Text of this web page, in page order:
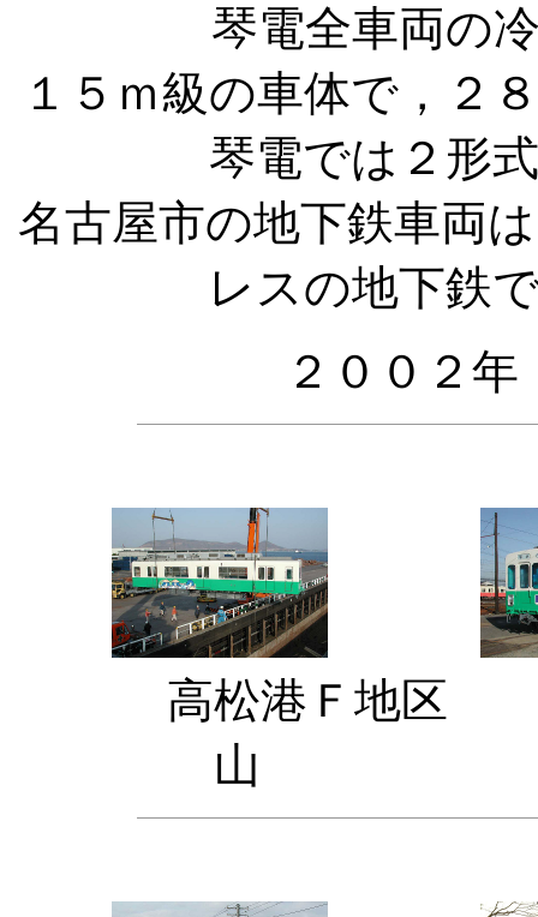
琴電全車両の
１５ｍ級の車体で，２
琴電では２形
名古屋市の地下鉄車両
レスの地下鉄
２００２
高松港
山 一